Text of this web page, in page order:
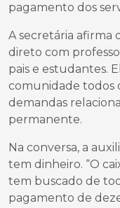
pagamento dos
A secretária afirma
direto com
pais e estudantes.
comunidade todos
demandas
permanente.
Na conversa, a
tem dinheiro. “O
tem buscado de
pagamento de